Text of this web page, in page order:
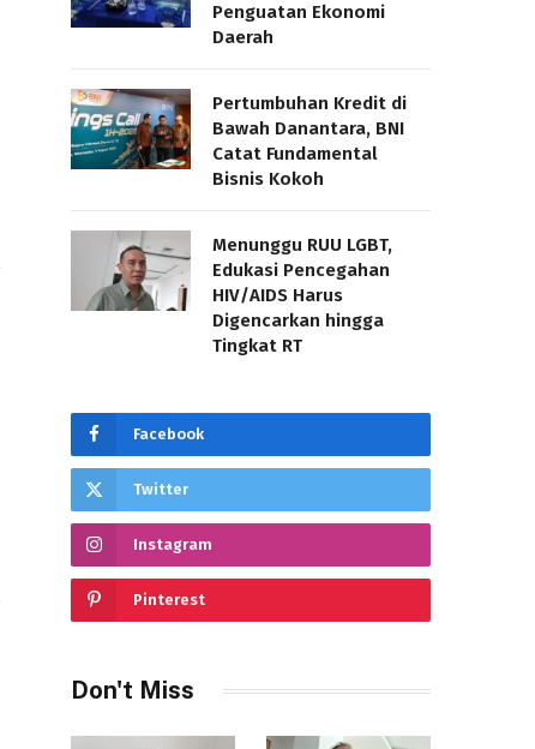
Penguatan Ekonomi
Daerah
Pertumbuhan Kredit di
Bawah Danantara, BNI
Catat Fundamental
Bisnis Kokoh
Menunggu RUU LGBT,
Edukasi Pencegahan
HIV/AIDS Harus
Digencarkan hingga
Tingkat RT
Facebook
Twitter
Instagram
Pinterest
Don't Miss